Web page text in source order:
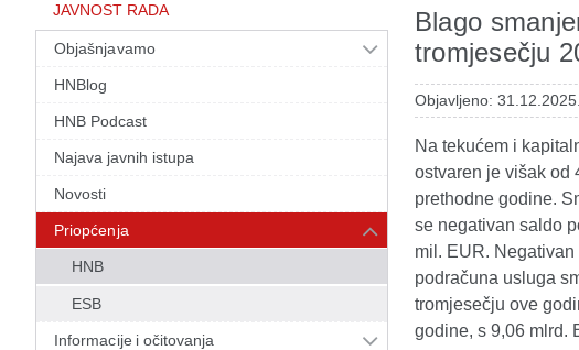
JAVNOST RADA
Objašnjavamo
HNBlog
HNB Podcast
Najava javnih istupa
Novosti
Priopćenja
HNB
ESB
Informacije i očitovanja
Blago
tromjesečju
Objavljeno: 31.12.2025.
Na tekućem i
ostvaren je višak od
prethodne godine.
se negativan saldo
mil. EUR.
podračuna usluga
tromjesečju ove
godine, s 9,06 mlrd.